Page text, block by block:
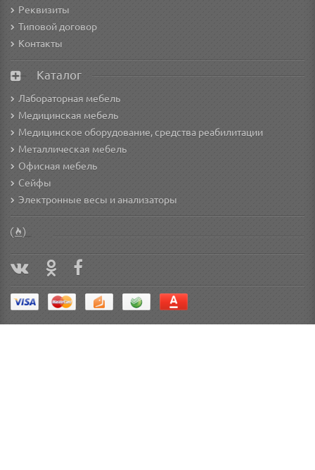
Реквизиты
Типовой договор
Контакты
Каталог
Лабораторная мебель
Медицинская мебель
Медицинское оборудование, средства реабилитации
Металлическая мебель
Офисная мебель
Сейфы
Электронные весы и анализаторы